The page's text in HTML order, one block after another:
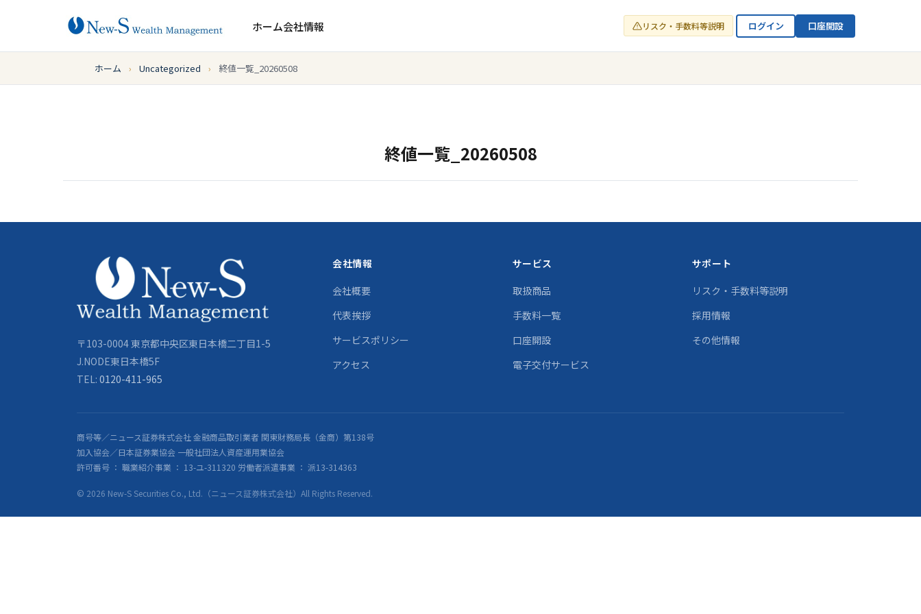
ホーム会社情報 リスク・手数料等説明 ログイン 口座開設
ホーム › Uncategorized › 終値一覧_20260508
終値一覧_20260508
〒103-0004 東京都中央区東日本橋二丁目1-5
J.NODE東日本橋5F
TEL: 0120-411-965
会社情報
会社概要
代表挨拶
サービスポリシー
アクセス
サービス
取扱商品
手数料一覧
口座開設
電子交付サービス
サポート
リスク・手数料等説明
採用情報
その他情報
商号等／ニュース証券株式会社 金融商品取引業者 関東財務局長（金商）第138号
加入協会／日本証券業協会 一般社団法人資産運用業協会
許可番号 ： 職業紹介事業 ： 13-ユ-311320 労働者派遣事業 ： 派13-314363
© 2026 New-S Securities Co., Ltd.（ニュース証券株式会社）All Rights Reserved.